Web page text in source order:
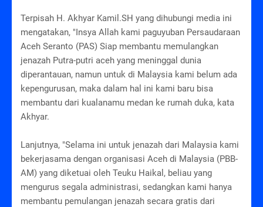
Terpisah H. Akhyar Kamil.SH yang dihubungi media ini
mengatakan, "Insya Allah kami paguyuban Persaudaraan
Aceh Seranto (PAS) Siap membantu memulangkan
jenazah Putra-putri aceh yang meninggal dunia
diperantauan, namun untuk di Malaysia kami belum ada
kepengurusan, maka dalam hal ini kami baru bisa
membantu dari kualanamu medan ke rumah duka, kata
Akhyar.
Lanjutnya, "Selama ini untuk jenazah dari Malaysia kami
bekerjasama dengan organisasi Aceh di Malaysia (PBB-
AM) yang diketuai oleh Teuku Haikal, beliau yang
mengurus segala administrasi, sedangkan kami hanya
membantu pemulangan jenazah secara gratis dari